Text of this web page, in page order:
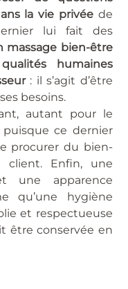
la vie privéede
lui fait des
massage bien-être
humaines
: il s’agit d’être
besoins.
autant pour le
ce dernier
procurer du bien-
client. Enfin, une
apparence
qu’une hygiène
et respectueuse
être conservée en